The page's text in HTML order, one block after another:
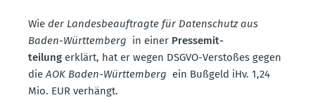
Wie der Landes­be­auf­tragte für Daten­schutz aus
Baden-Württemberg in einer Presse­mit­
teilung erklärt, hat er wegen DSGVO-Verstoßes gegen
dieAOK Baden-Württemberg ein Bußgeld iHv. 1,24
Mio. EUR verhängt.